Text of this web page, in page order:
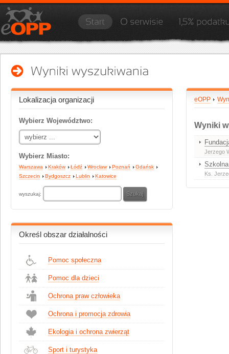
Lokalizacja organizacji
Wybierz Województwo:
Wybierz Miasto:
Warszawa Kraków Łódź Wrocław Poznań
Gdańsk
Szczecin
Bydgoszcz Lublin Katowice
wyszukaj:
Określ obszar działalności
Pomoc społeczna
Pomoc dla dzieci
Ochrona praw człowieka
Ochrona i promocja zdrowia
Ekologia i ochrona zwierząt
Sport i turystyka
eOPP
Wyniki
Jerzego
Ks.